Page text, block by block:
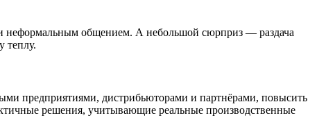
неформальным общением. А небольшой сюрприз — раздача
теплу.
предприятиями, дистрибьюторами и партнёрами, повысить
решения, учитывающие реальные производственные